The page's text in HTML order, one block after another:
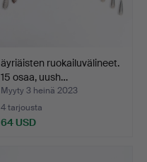
äyriäisten ruokailuvälineet.
15 osaa, uush…
Myyty 3 heinä 2023
4 tarjousta
64 USD